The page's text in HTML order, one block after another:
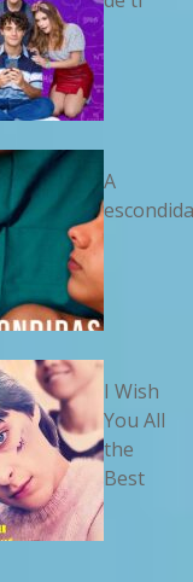
A
I Wish
You All
the
Best